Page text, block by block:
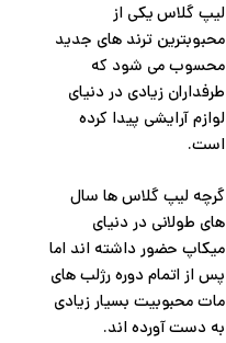
لیپ گلاس یکی از
محبوبترین ترند های جدید
محسوب می شود که
طرفداران زیادی در دنیای
لوازم آرایشی پیدا کرده
است.
گرچه لیپ گلاس ها سال
های طولانی در دنیای
میکاپ حضور داشته اند اما
پس از اتمام دوره رژلب های
مات محبوبیت بسیار زیادی
به دست آورده اند.